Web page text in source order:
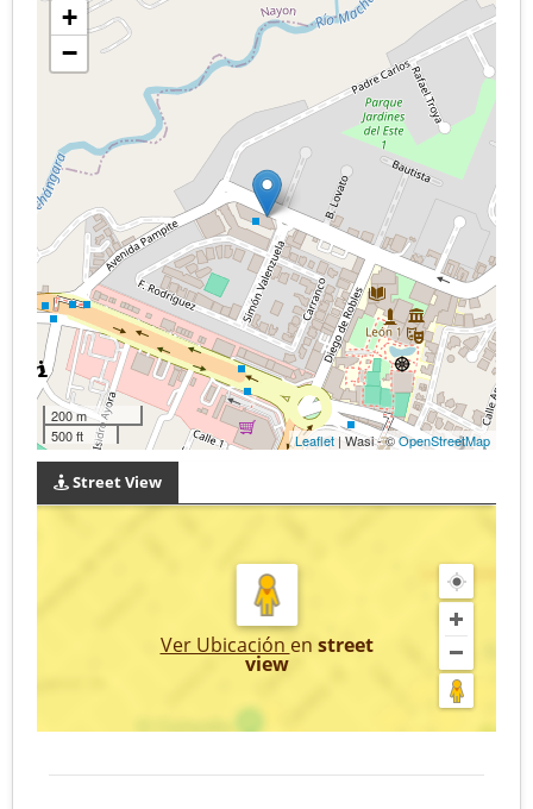
+
−
200 m
500 ft
Leaflet | Wasi - ©OpenStreetMap
Street View
Ver Ubicación en street
view